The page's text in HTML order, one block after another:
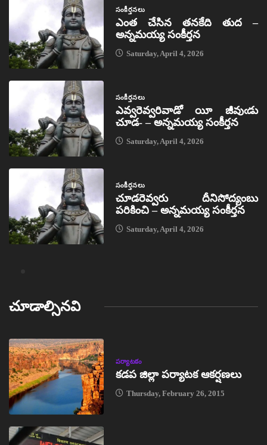
సంకీర్తనలు
ఎంత చేసిన తనకేది తుద –
అన్నమయ్య సంకీర్తన
Saturday, April 4, 2026
సంకీర్తనలు
ఎవ్వరెవ్వరివాడో యీ జీవుఁడు
చూడ- – అన్నమయ్య సంకీర్తన
Saturday, April 4, 2026
సంకీర్తనలు
చూడరెవ్వరు దీనిసోద్యంబు
పరికించి – అన్నమయ్య సంకీర్తన
Saturday, April 4, 2026
చూడాల్సినవి
పర్యాటకం
కడప జిల్లా పర్యాటక ఆకర్షణలు
Thursday, February 26, 2015